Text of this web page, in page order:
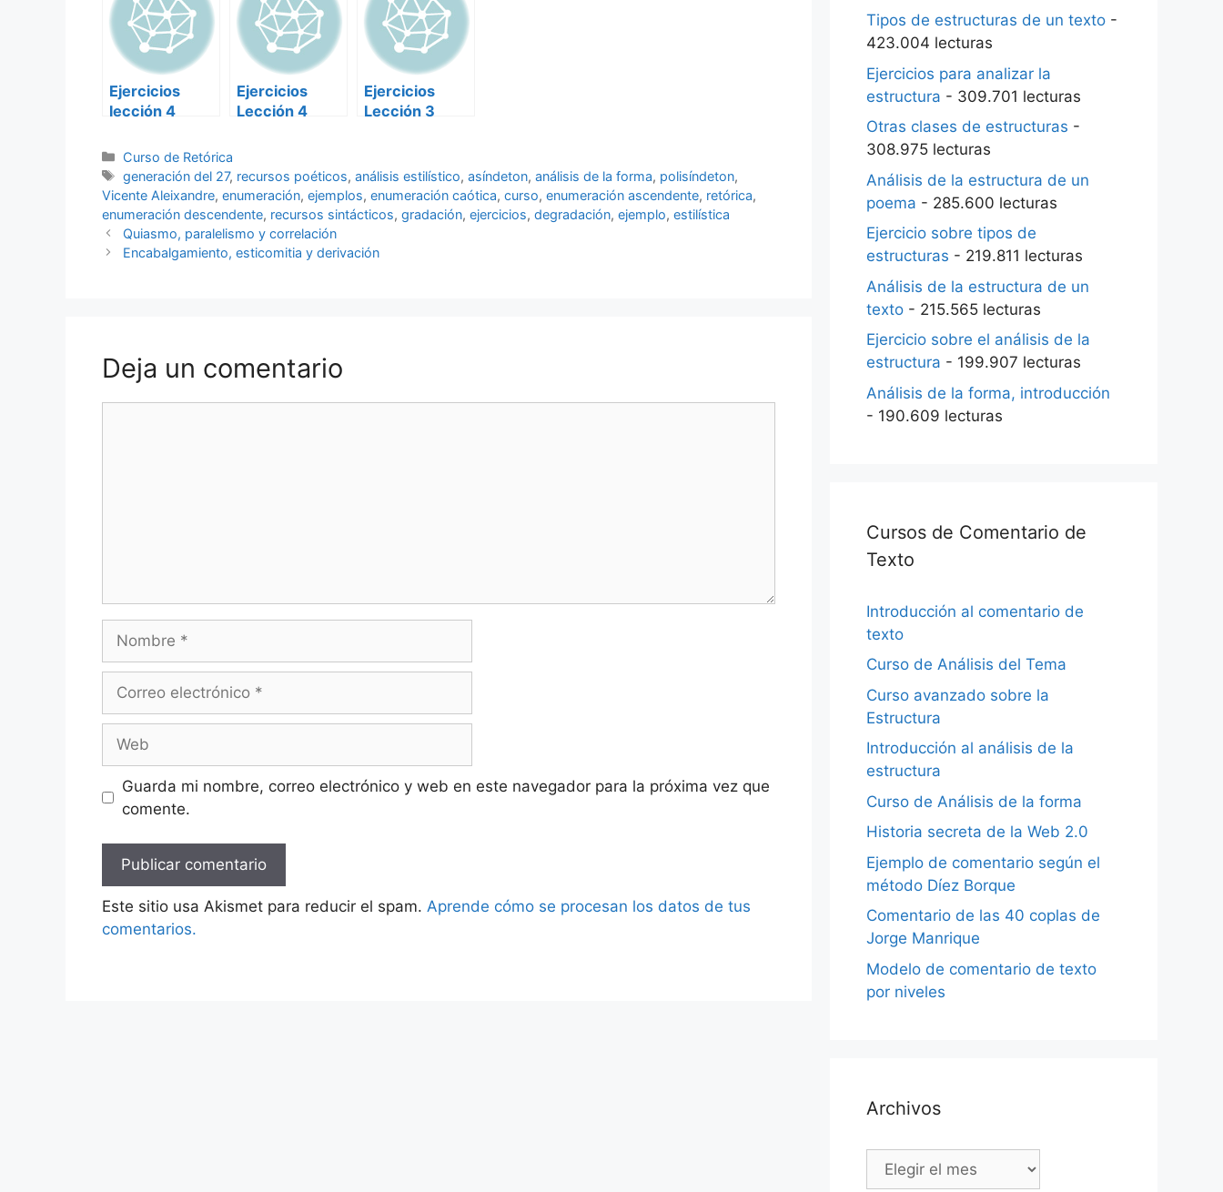
Ejercicios
lección 4
Ejercicios
Lección 4
Ejercicios
Lección 3
Categorías
Curso de Retórica
Etiquetas
generación del 27, recursos poéticos,análisis estilístico,asíndeton,análisis de la forma, polisíndeton,
Vicente Aleixandre, enumeración, ejemplos, enumeración caótica, curso, enumeración ascendente, retórica,
enumeración descendente, recursos sintácticos, gradación, ejercicios, degradación, ejemplo, estilística
Quiasmo, paralelismo y correlación
Encabalgamiento, esticomitia y derivación
Deja un comentario
electrónico
Guarda mi nombre, correo electrónico y web en este navegador para la próxima vez que
comente.
Este sitio usa Akismet para reducir el spam. Aprende cómo se procesan los datos de tus
comentarios.
Tipos de estructuras de un texto -
423.004 lecturas
Ejercicios para analizar la
estructura - 309.701 lecturas
Otras clases de estructuras -
308.975 lecturas
Análisis de la estructura de un
poema - 285.600 lecturas
Ejercicio sobre tipos de
estructuras - 219.811 lecturas
Análisis de la estructura de un
texto - 215.565 lecturas
Ejercicio sobre el análisis de la
estructura - 199.907 lecturas
Análisis de la forma, introducción
- 190.609 lecturas
Cursos de Comentario de
Texto
Introducción al comentario de
texto
Curso de Análisis del Tema
Curso avanzado sobre la
Estructura
Introducción al análisis de la
estructura
Curso de Análisis de la forma
Historia secreta de la Web 2.0
Ejemplo de comentario según el
método Díez Borque
Comentario de las 40 coplas de
Jorge Manrique
Modelo de comentario de texto
por niveles
Archivos
Archivos